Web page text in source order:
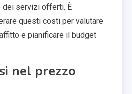
servizi offerti. È
questi costi per valutare
e pianificare il budget
nel prezzo